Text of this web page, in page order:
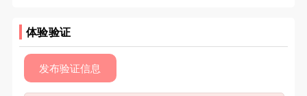
体验验证
发布验证信息